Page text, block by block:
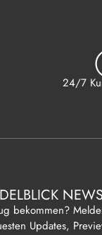
24/7
bekommen?
Updates,